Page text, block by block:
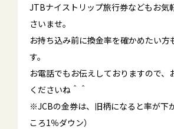
JTBナイストリップ旅行券などもお気
さいませ。
お持ち込み前に換金率を確かめたい方
す。
お電話でもお伝えしておりますので、
くださいね＾＾
※JCBの金券は、旧柄になると率が下
ころ1％ダウン）